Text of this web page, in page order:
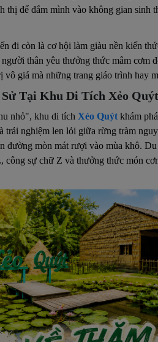
thị để đắm mình vào không gian sinh
đi còn là cơ hội làm giàu nền kiến
thân yêu thưởng thức mâm cơm
vô giá mà những trang giáo trình hay
Tại Khu Di Tích Xẻo
nhỏ", khu di tích Xẻo Quýt khám
nghiệm len lỏi giữa rừng tràm
đường mòn mát rượi vào mùa khô.
sự chữ Z và thưởng thức món